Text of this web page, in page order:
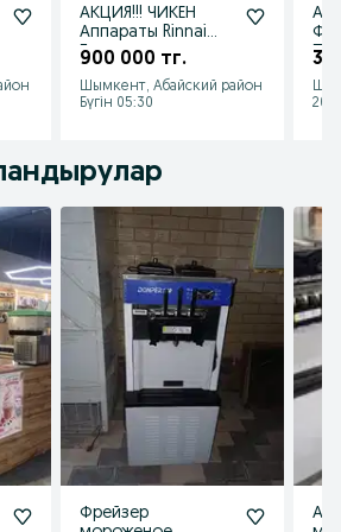
АКЦИЯ!!! ЧИКЕН
Аппараты Rinnai
Газовые,
Ринай,Риннай, Rinai
900 000 тг.
Шымкент, Абайский район
Бүгін 05:30
39
Фрейзер